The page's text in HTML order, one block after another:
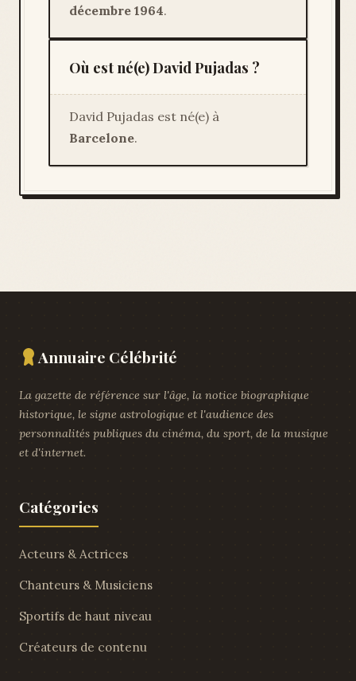
décembre 1964.
Où est né(e) David Pujadas ?
David Pujadas est né(e) à
Barcelone.
Annuaire Célébrité
La gazette de référence sur l'âge, la notice biographique
historique, le signe astrologique et l'audience des
personnalités publiques du cinéma, du sport, de la musique
et d'internet.
Catégories
Acteurs & Actrices
Chanteurs & Musiciens
Sportifs de haut niveau
Créateurs de contenu